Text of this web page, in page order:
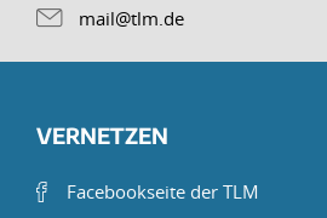
mail@tlm.de
VERNETZEN
Facebookseite der TLM